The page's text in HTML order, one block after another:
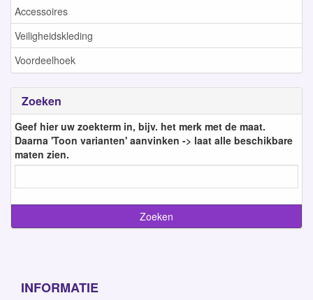
Accessoires
Veiligheidskleding
Voordeelhoek
Zoeken
Geef hier uw zoekterm in, bijv. het merk met de maat.
Daarna 'Toon varianten' aanvinken -> laat alle beschikbare
maten zien.
INFORMATIE